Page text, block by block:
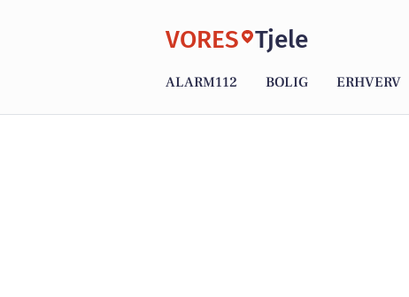
VORES Tjele
ALARM112 BOLIG ERHVERV